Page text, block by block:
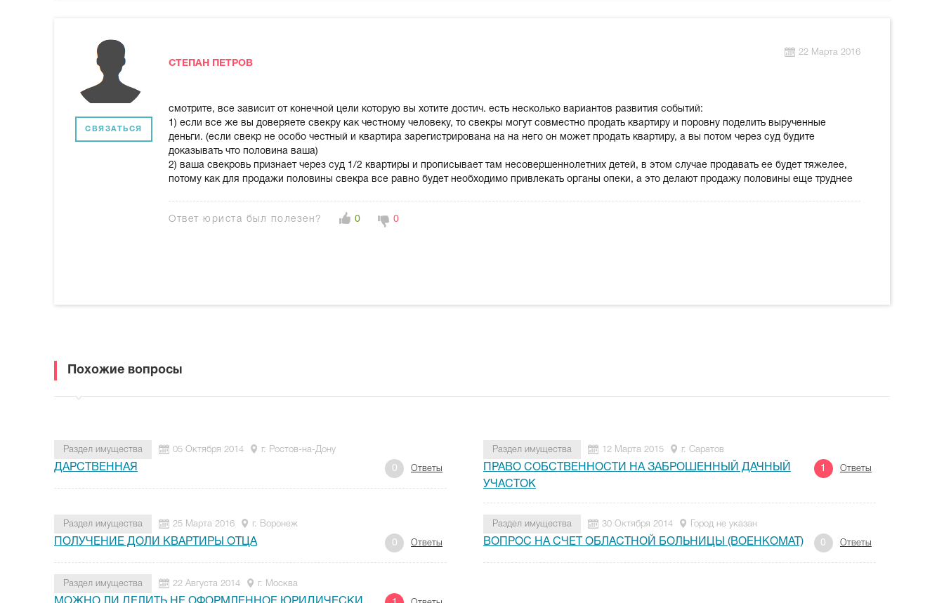
СВЯЗАТЬСЯ
СТЕПАН ПЕТРОВ
22 Марта 2016
смотрите, все зависит от конечной цели которую вы хотите достич. есть несколько вариантов развития событий:
1) если все же вы доверяете свекру как честному человеку, то свекры могут совместно продать квартиру и поровну поделить вырученные
деньги. (если свекр не особо честный и квартира зарегистрирована на на него он может продать квартиру, а вы потом через суд будите
доказывать что половина ваша)
2) ваша свекровь признает через суд 1/2 квартиры и прописывает там несовершеннолетних детей, в этом случае продавать ее будет тяжелее,
потому как для продажи половины свекра все равно будет необходимо привлекать органы опеки, а это делают продажу половины еще труднее
Ответ юриста был полезен? 0 0
Похожие вопросы
Раздел имущества 05 Октября 2014 г. Ростов-на-Дону
ДАРСТВЕННАЯ 0 Ответы
Раздел имущества 12 Марта 2015 г. Саратов
ПРАВО СОБСТВЕННОСТИ НА ЗАБРОШЕННЫЙ ДАЧНЫЙ
УЧАСТОК
1 Ответы
Раздел имущества 25 Марта 2016 г. Воронеж
ПОЛУЧЕНИЕ ДОЛИ КВАРТИРЫ ОТЦА 0 Ответы
Раздел имущества 30 Октября 2014 Город не указан
ВОПРОС НА СЧЕТ ОБЛАСТНОЙ БОЛЬНИЦЫ (ВОЕНКОМАТ) 0 Ответы
Раздел имущества 22 Августа 2014 г. Москва